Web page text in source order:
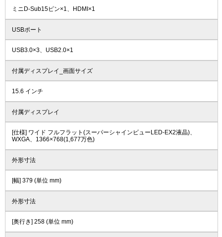
ミニD-Sub15ピン×1、HDMI×1
USBポート
USB3.0×3、USB2.0×1
付属ディスプレイ_画面サイズ
15.6 インチ
付属ディスプレイ
[仕様] ワイド フルフラット(スーパーシャインビューLED-EX2液晶)、
WXGA、1366×768(1,677万色)
外形寸法
[幅] 379 (単位 mm)
外形寸法
[奥行き] 258 (単位 mm)